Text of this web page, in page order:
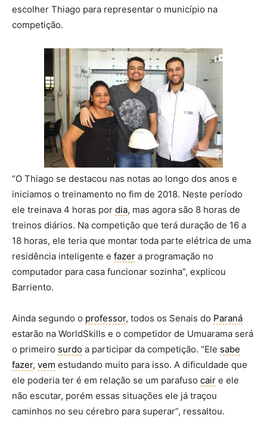
escolher Thiago para representar o município na
competição.
“O Thiago se destacou nas notas ao longo dos anos e
iniciamos o treinamento no fim de 2018. Neste período
ele treinava 4 horas por dia, mas agora são 8 horas de
treinos diários. Na competição que terá duração de 16 a
18 horas, ele teria que montar toda parte elétrica de uma
residência inteligente e fazer a programação no
computador para casa funcionar sozinha”, explicou
Barriento.
Ainda segundo o professor, todos os Senais do Paraná
estarão na WorldSkills e o competidor de Umuarama será
o primeiro surdo a participar da competição. “Ele sabe
fazer, vem estudando muito para isso. A dificuldade que
ele poderia ter é em relação se um parafuso cair e ele
não escutar, porém essas situações ele já traçou
caminhos no seu cérebro para superar”, ressaltou.